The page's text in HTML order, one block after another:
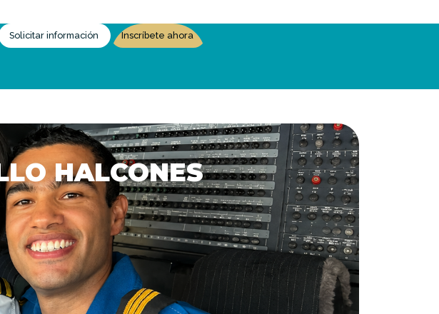
Solicitar información Inscríbete ahora
HALCONES